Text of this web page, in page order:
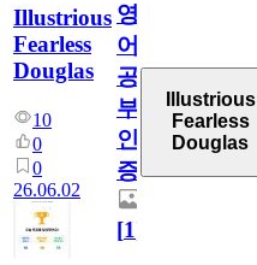
Illustrious
Fearless
Douglas
10
0
0
26.06.02
영
어
공
부
인
증
[1]
Illustrious
Fearless
Douglas